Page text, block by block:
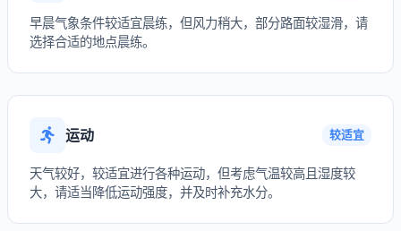
早晨气象条件较适宜晨练，但风力稍大，部分路面较湿滑，请
选择合适的地点晨练。
运动 较适宜
天气较好，较适宜进行各种运动，但考虑气温较高且湿度较
大，请适当降低运动强度，并及时补充水分。